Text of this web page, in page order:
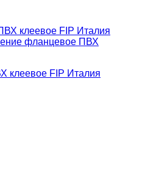
клеевое FIP Италия